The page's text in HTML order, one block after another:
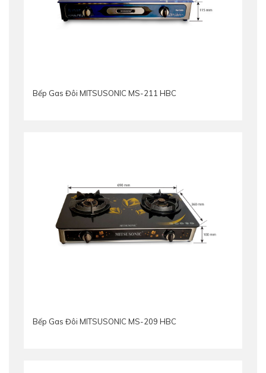
Bếp Gas Đôi MITSUSONIC MS-211 HBC
Bếp Gas Đôi MITSUSONIC MS-209 HBC